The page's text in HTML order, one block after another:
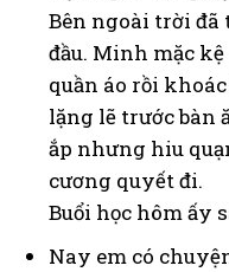
Bên ngoài trời đã
đầu. Minh mặc
quần áo rồi
lặng lẽ trước bàn
ắp nhưng hiu
cương quyết đi.
Buổi học hôm ấy
Nay em có